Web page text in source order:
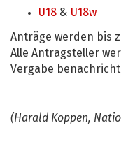
U18 & U18w
Anträge werden bis
Alle Antragsteller
Vergabe
(Harald Koppen,